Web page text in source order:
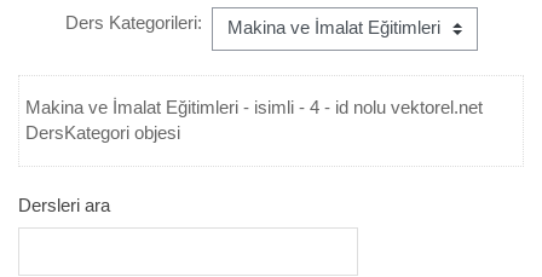
Ders Kategorileri:
Makina ve İmalat Eğitimleri - isimli - 4 - id nolu vektorel.net
DersKategori objesi
Dersleri ara